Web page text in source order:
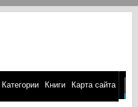
Категории Книги Карта сайта